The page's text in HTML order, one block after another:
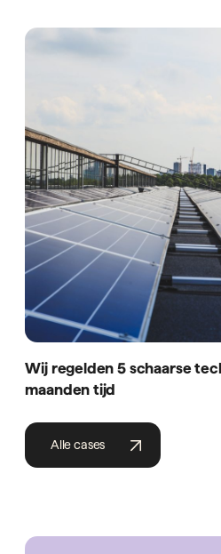
Wij regelden 5 schaarse
maanden tijd
Alle cases